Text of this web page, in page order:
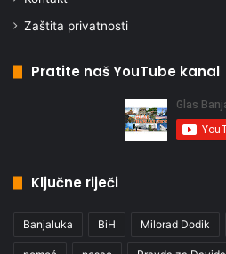
Zaštita privatnosti
Pratite naš YouTube kanal
Ključne riječi
Banjaluka BiH Milorad Dodik